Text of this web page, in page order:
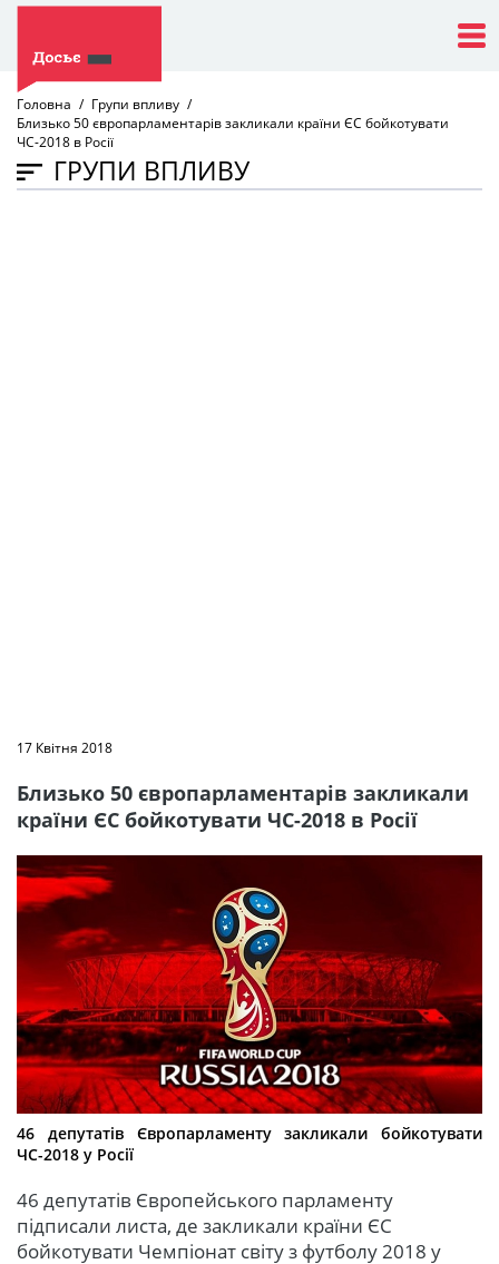
Головна
Групи впливу
Близько 50 європарламентарів закликали країни ЄС бойкотувати
ЧС-2018 в Росії
ГРУПИ ВПЛИВУ
17 Квітня 2018
Близько 50 європарламентарів закликали
країни ЄС бойкотувати ЧС-2018 в Росії
46 депутатів Європарламенту закликали бойкотувати
ЧС-2018 у Росії
46 депутатів Європейського парламенту
підписали листа, де закликали країни ЄС
бойкотувати Чемпіонат світу з футболу 2018 у